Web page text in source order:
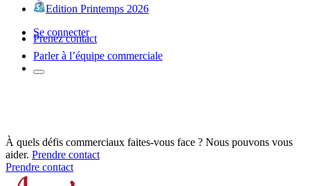
Edition Printemps 2026
Se connecter
Prenez contact
Parler à l’équipe commerciale
À quels défis commerciaux faites-vous face ? Nous pouvons vous
aider. Prendre contact
Prendre contact